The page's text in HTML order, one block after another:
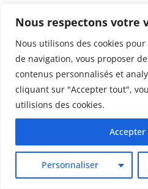
Nous respectons votre
Nous utilisons des cookies
de navigation, vous proposer
contenus personnalisés et
cliquant sur "Accepter tout",
utilisions des cookies.
Personnaliser
Dessin
Dessins animés
Déterminisme
Detox
Dette
Deux-roues
DGCCRF